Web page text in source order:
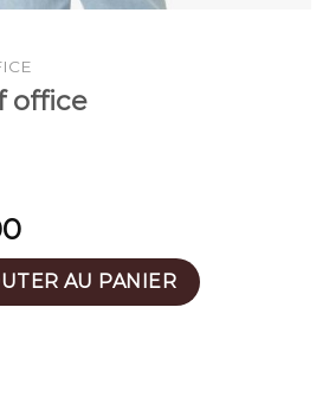
office
of officeAU PANIER